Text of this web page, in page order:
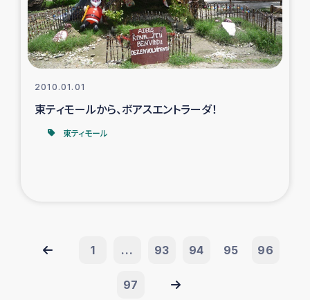
2010.01.01
東ティモールから、ボアスエントラーダ！
東ティモール
1 ... 93 94 95 96
97